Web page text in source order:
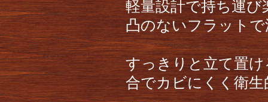
軽量設計で持ち運
凸のないフラット
すっきりと立て置
合でカビにくく衛生